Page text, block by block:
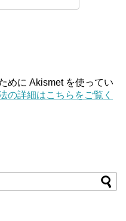
めに Akismet を使ってい
の詳細はこちらをご覧く